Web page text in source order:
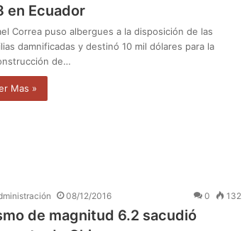
en Ecuador
Correa puso albergues a la disposición de las
damnificadas y destinó 10 mil dólares para la
de…
Mas »
08/12/2016 0 132
de magnitud 6.2 sacudió